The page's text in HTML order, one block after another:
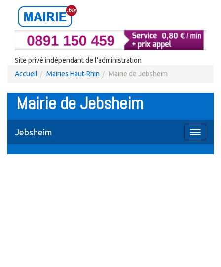
Site privé indépendant de l'administration
Accueil
Mairies Haut-Rhin Mairie de Jebsheim
Mairie de Jebsheim
Toggle
Jebsheim